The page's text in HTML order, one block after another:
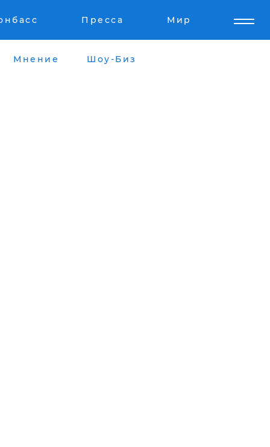
Пресса Мир
Мнение Шоу-Биз